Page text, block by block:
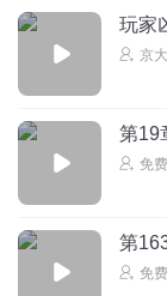
玩家
京
第19
免
第
免